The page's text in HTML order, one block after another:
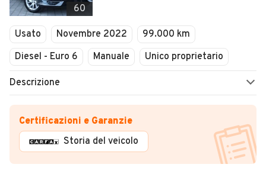
60
Usato Novembre 2022
99.000 km
Diesel - Euro 6
Manuale Unico proprietario
Descrizione
Certificazioni e Garanzie
Storia del veicolo